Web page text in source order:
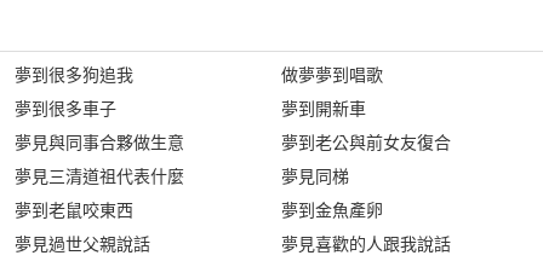
夢到很多狗追我
夢到很多車子
夢見與同事合夥做生意
夢見三清道祖代表什麼
夢到老鼠咬東西
夢見過世父親說話
做夢夢到唱歌
夢到開新車
夢到老公與前女友復合
夢見同梯
夢到金魚產卵
夢見喜歡的人跟我說話